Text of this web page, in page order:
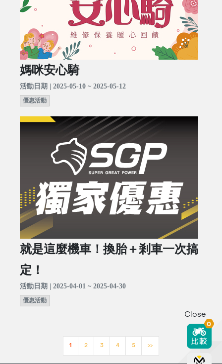
媽咪安心騎
活動日期 | 2025-05-10 ~ 2025-05-12
優惠活動
就是這麼機車！換胎＋剎車一次搞
定！
活動日期 | 2025-04-01 ~ 2025-04-30
優惠活動
1 2 3 4 5 >>
Close
0